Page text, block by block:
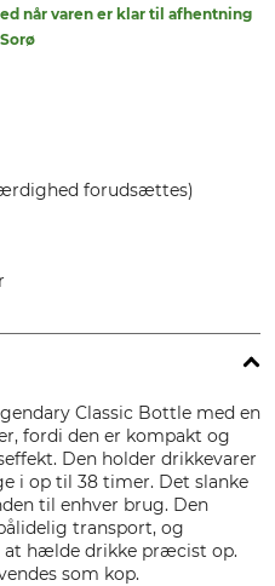
når varen er klar til afhentning
forudsættes)
Classic Bottle med en
fordi den er kompakt og
Den holder drikkevarer
i op til 38 timer. Det slanke
til enhver brug. Den
transport, og
hælde drikke præcist op.
som kop.